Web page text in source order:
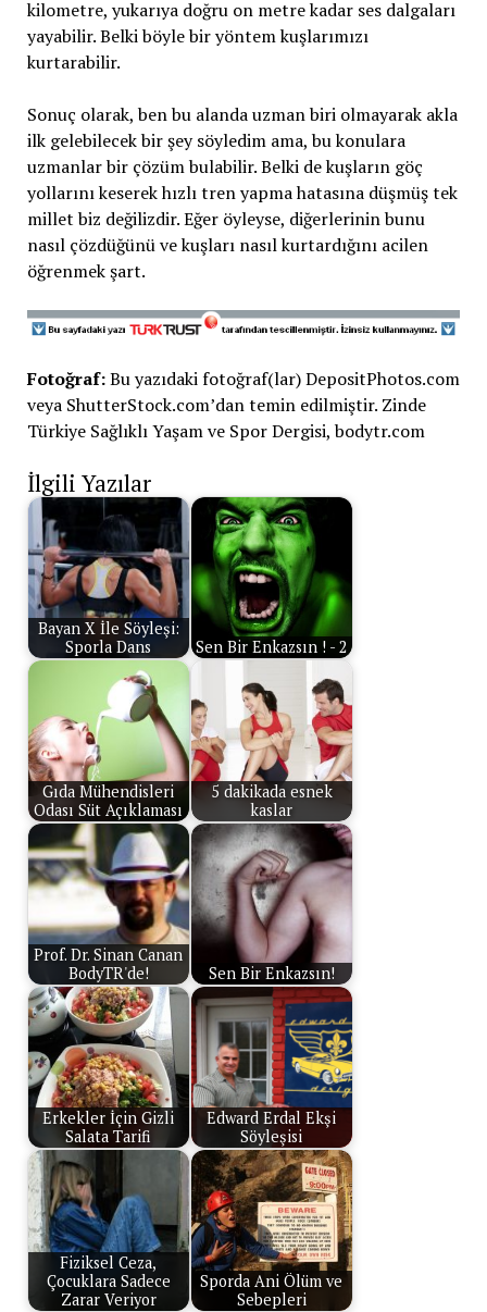
kilometre, yukarıya doğru on metre kadar ses dalgaları
yayabilir. Belki böyle bir yöntem kuşlarımızı
kurtarabilir.
Sonuç olarak, ben bu alanda uzman biri olmayarak akla
ilk gelebilecek bir şey söyledim ama, bu konulara
uzmanlar bir çözüm bulabilir. Belki de kuşların göç
yollarını keserek hızlı tren yapma hatasına düşmüş tek
millet biz değilizdir. Eğer öyleyse, diğerlerinin bunu
nasıl çözdüğünü ve kuşları nasıl kurtardığını acilen
öğrenmek şart.
Fotoğraf:Bu yazıdaki fotoğraf(lar) DepositPhotos.com
veya ShutterStock.com’dan temin edilmiştir. Zinde
Türkiye Sağlıklı Yaşam ve Spor Dergisi, bodytr.com
İlgili Yazılar
Bayan X İle Söyleşi:
Sporla Dans
Sen Bir Enkazsın ! - 2
Gıda Mühendisleri
Odası Süt Açıklaması
5 dakikada esnek
kaslar
Prof. Dr. Sinan Canan
BodyTR'de!
Sen Bir Enkazsın!
Erkekler İçin Gizli
Salata Tarifi
Edward Erdal Ekşi
Söyleşisi
Fiziksel Ceza,
Çocuklara Sadece
Zarar Veriyor
Sporda Ani Ölüm ve
Sebepleri